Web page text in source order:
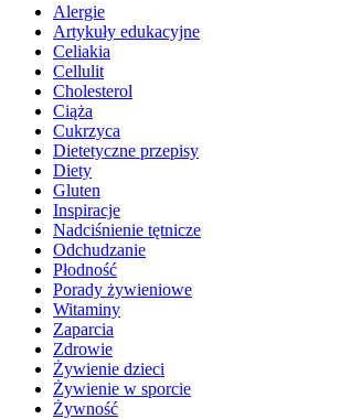
Alergie
Artykuły edukacyjne
Celiakia
Cellulit
Cholesterol
Ciąża
Cukrzyca
Dietetyczne przepisy
Diety
Gluten
Inspiracje
Nadciśnienie tętnicze
Odchudzanie
Płodność
Porady żywieniowe
Witaminy
Zaparcia
Zdrowie
Żywienie dzieci
Żywienie w sporcie
Żywność